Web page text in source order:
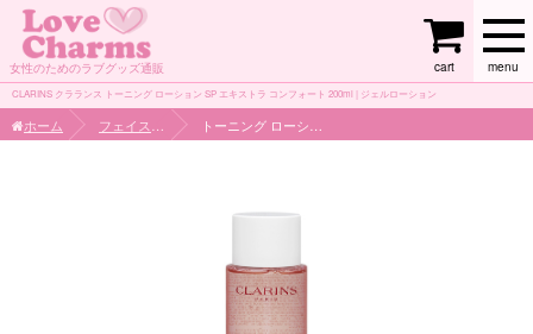
女性のためのラブグッズ通販 menu
cart
CLARINS クラランス トーニング ローション SP エキストラ コンフォート 200ml | ジェルローション
ホーム